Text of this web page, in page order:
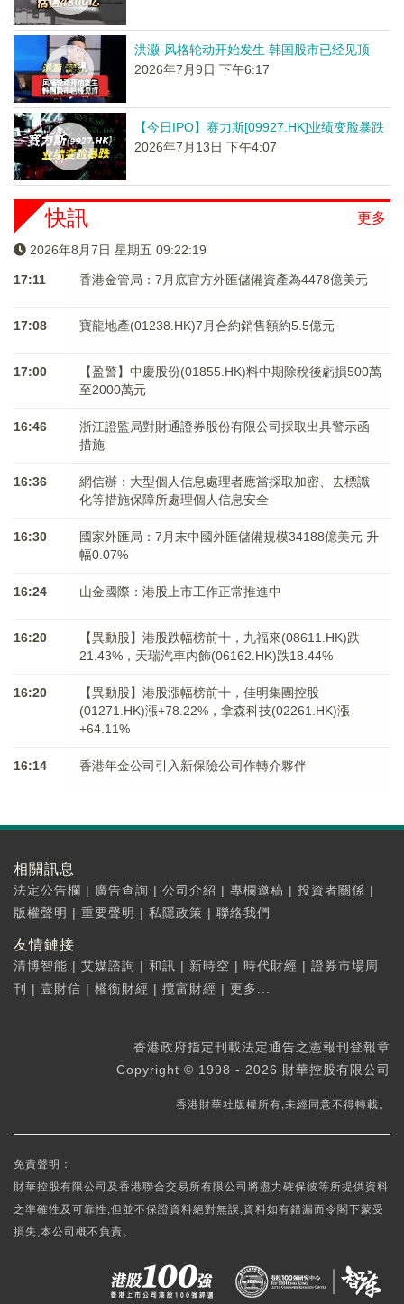
洪灏-风格轮动开始发生 韩国股市已经见顶
2026年7月9日 下午6:17
【今日IPO】赛力斯[09927.HK]业绩变脸暴跌
2026年7月13日 下午4:07
更多
快訊
2026年8月7日 星期五 09:22:20
17:11 香港金管局：7月底官方外匯儲備資產為4478億美元
17:08 寶龍地產(01238.HK)7月合約銷售額約5.5億元
17:00
【盈警】中慶股份(01855.HK)料中期除稅後虧損500萬
至2000萬元
16:46
浙江證監局對財通證券股份有限公司採取出具警示函
措施
16:36
網信辦：大型個人信息處理者應當採取加密、去標識
化等措施保障所處理個人信息安全
16:30
國家外匯局：7月末中國外匯儲備規模34188億美元 升
幅0.07%
16:24 山金國際：港股上市工作正常推進中
16:20
【異動股】港股跌幅榜前十，九福來(08611.HK)跌
21.43%，天瑞汽車内飾(06162.HK)跌18.44%
16:20
【異動股】港股漲幅榜前十，佳明集團控股
(01271.HK)漲+78.22%，拿森科技(02261.HK)漲
+64.11%
16:14 香港年金公司引入新保險公司作轉介夥伴
相關訊息
法定公告欄 | 廣告查詢 | 公司介紹 | 專欄邀稿 | 投資者關係 |
版權聲明 | 重要聲明 | 私隱政策 | 聯絡我們
友情鏈接
清博智能 | 艾媒諮詢 | 和訊 | 新時空 | 時代財經 | 證券市場周
刊
| 壹財信 | 權衡財經 | 攬富財經 | 更多...
香港政府指定刊載法定通告之憲報刊登報章
Copyright © 1998 - 2026 財華控股有限公司
香港財華社版權所有,未經同意不得轉載。
免責聲明：
財華控股有限公司及香港聯合交易所有限公司將盡力確保彼等所提供資料
之準確性及可靠性,但並不保證資料絕對無誤,資料如有錯漏而令閣下蒙受
損失,本公司概不負責。